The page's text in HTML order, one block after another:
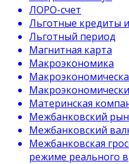
ЛОРО-счет
Льготные кредиты
Льготный период
Магнитная карта
Макроэкономика
Материнская
Межбанковский
Межбанковский
Межбанковская
режиме реального